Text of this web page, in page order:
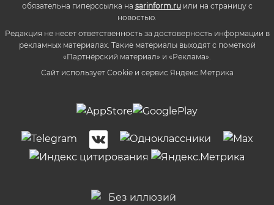
обязательна гиперссылка на sarinform.ruили на страницу с
новостью.
Редакция не несет ответственность за достоверность информации в
рекламных материалах. Такие материалы выходят с пометкой
«Партнёрский материал» и «Реклама».
Сайт использует Cookie и сервиc Яндекс.Метрика